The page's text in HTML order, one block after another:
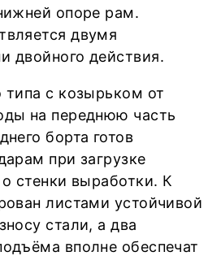
опоре рам.
двумя
двойного действия.
типа с козырьком от
на переднюю часть
борта готов
при загрузке
стенки выработки. К
листами устойчивой
стали, а два
вполне обеспечат